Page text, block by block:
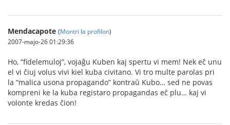
Mendacapote (Montri la profilon)
2007-majo-26 01:29:36
Ho, “fidelemuloj”, vojaĝu Kuben kaj spertu vi mem! Nek eĉ unu
el vi ĉiuj volus vivi kiel kuba civitano. Vi tro multe parolas pri
la “malica usona propagando” kontraŭ Kubo… sed ne povas
kompreni ke la kuba registaro propagandas eĉ plu… kaj vi
volonte kredas ĉion!